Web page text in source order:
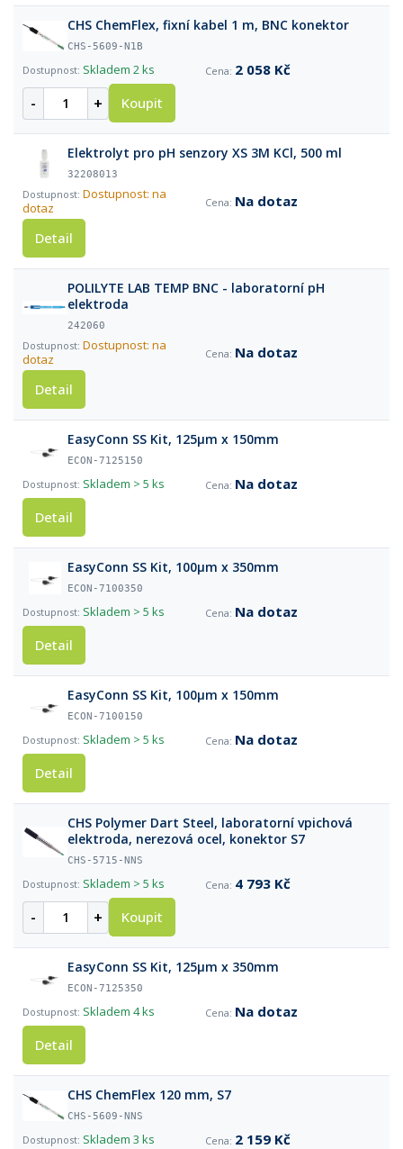
CHS ChemFlex, fixní kabel 1 m, BNC konektor
CHS-5609-N1B
Skladem 2 ks 2 058 Kč
- + Koupit
Elektrolyt pro pH senzory XS 3M KCl, 500 ml
32208013
Dostupnost: na
dotaz
Na dotaz
Detail
POLILYTE LAB TEMP BNC - laboratorní pH
elektroda
242060
Dostupnost: na
dotaz
Na dotaz
Detail
EasyConn SS Kit, 125µm x 150mm
ECON-7125150
Skladem > 5 ks
Na dotaz
Detail
EasyConn SS Kit, 100µm x 350mm
ECON-7100350
Skladem > 5 ks
Na dotaz
Detail
EasyConn SS Kit, 100µm x 150mm
ECON-7100150
Skladem > 5 ks
Na dotaz
Detail
CHS Polymer Dart Steel, laboratorní vpichová
elektroda, nerezová ocel, konektor S7
CHS-5715-NNS
Skladem > 5 ks 4 793 Kč
- + Koupit
EasyConn SS Kit, 125µm x 350mm
ECON-7125350
Skladem 4 ks
Na dotaz
Detail
CHS ChemFlex 120 mm, S7
CHS-5609-NNS
Skladem 3 ks 2 159 Kč